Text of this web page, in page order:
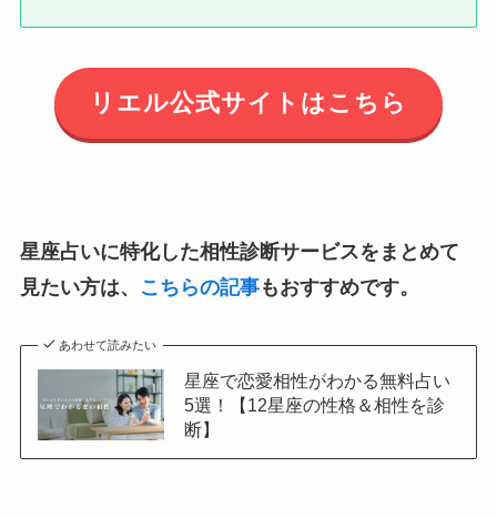
リエル公式サイトはこちら
星座占いに特化した相性診断サービスをまとめて
見たい方は、
こちらの記事もおすすめです。
あわせて読みたい
星座で恋愛相性がわかる無料占い
5選！【12星座の性格＆相性を診
断】